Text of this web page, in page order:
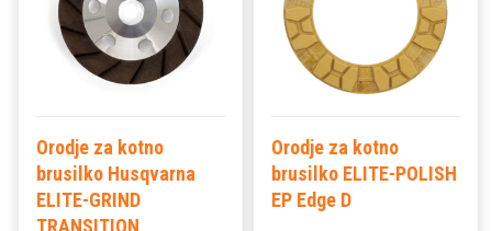
Orodje za kotno
brusilko Husqvarna
ELITE-GRIND
TRANSITION
Orodje za kotno
brusilko ELITE-POLISH
EP Edge D